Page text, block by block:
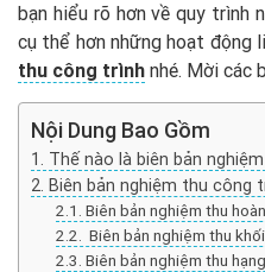
bạn hiểu rõ hơn về quy trình
cụ thể hơn những hoạt động
thu công trình nhé. Mời các
Nội Dung Bao Gồm
Thế nào là biên bản
Biên bản nghiệm thu công
Biên bản nghiệm thu
Biên bản nghiệm thu
Biên bản nghiệm thu